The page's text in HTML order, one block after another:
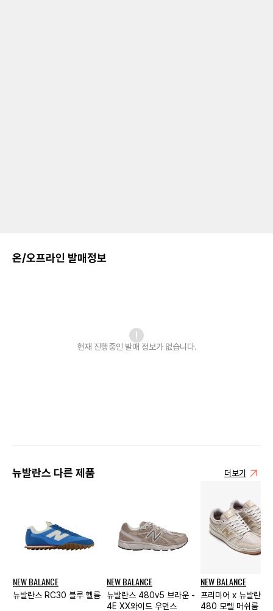
온/오프라인 발매정보
현재 진행중인 발매 정보가 없습니다.
뉴발란스 다른 제품 더보기
NEW BALANCE
뉴발란스 RC30 블루 헬륨
NEW BALANCE
뉴발란스 480v5 브라운 -
4E XX와이드 우먼스
NEW BALANCE
프리미어 x 뉴발란스
480 모렐 머쉬룸